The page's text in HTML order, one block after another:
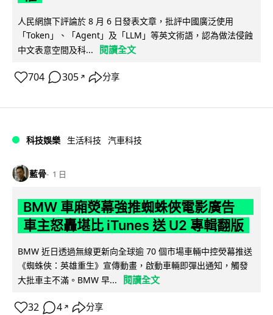
人民網旗下評論於 8 月 6 日發表文章，批評中國廣泛使用
「Token」、「Agent」及「LLM」等英文術語，認為做法侵蝕
中文表意空間及科...
閱讀全文
704 305 ↗ 分享
科技娛樂 生活科技 汽車科技
藍骨 1 日
BMW 車廂熒幕強推蜘蛛俠電影廣告
車主怒轟堪比 iTunes 送 U2 專輯翻版
BMW 近日透過無線更新向全球逾 70 個市場車輛中控熒幕推送
《蜘蛛俠：英雄重生》宣傳動畫，啟動車輛即彈出通知，觸發
大批車主不滿。BMW 早...
閱讀全文
32 4 ↗ 分享